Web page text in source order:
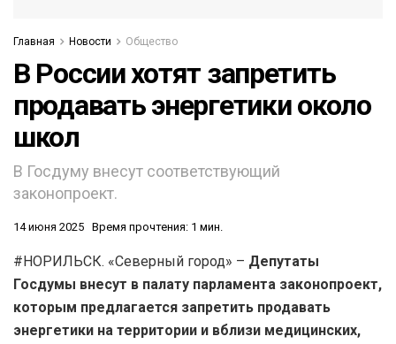
Главная Новости Общество
В России хотят запретить
продавать энергетики около
школ
В Госдуму внесут соответствующий
законопроект.
14 июня 2025 Время прочтения: 1 мин.
#НОРИЛЬСК. «Северный город» – Депутаты
Госдумы внесут в палату парламента законопроект,
которым предлагается запретить продавать
энергетики на территории и вблизи медицинских,